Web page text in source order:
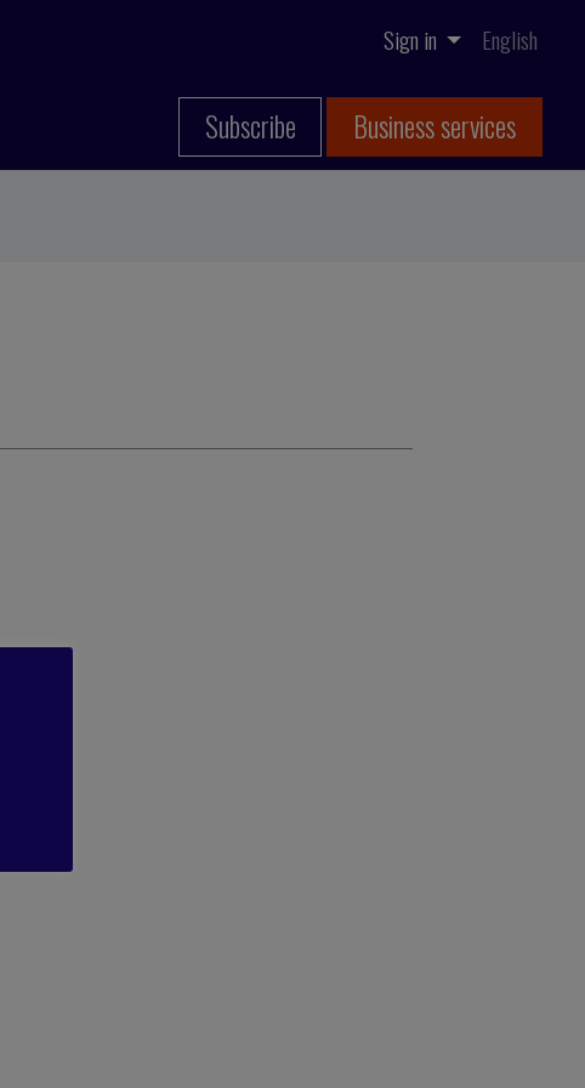
Sign in English
Subscribe Business services